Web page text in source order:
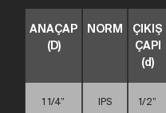
ANAÇAP
(D)
NORM
ÇIKIŞ
ÇAPI
(d)
1 1/4” IPS 1/2”